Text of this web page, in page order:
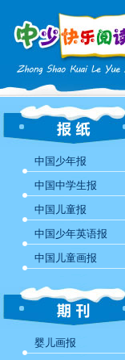
中国少年报
中国中学生报
中国儿童报
中国少年英语报
中国儿童画报
婴儿画报